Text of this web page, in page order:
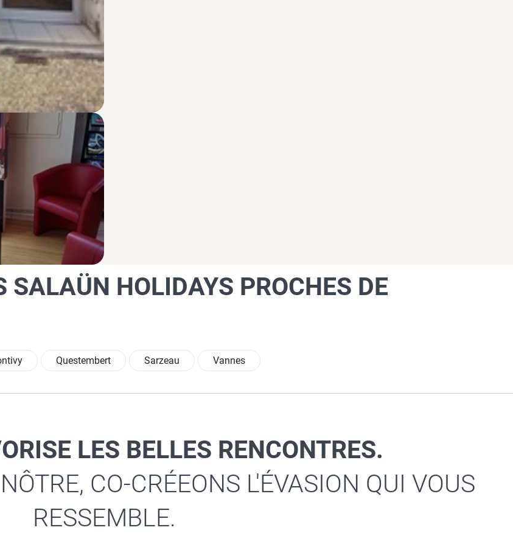
SALAÜN HOLIDAYS PROCHES DE
Questembert Sarzeau Vannes
LES BELLES RENCONTRES.
CO-CRÉEONS L'ÉVASION QUI VOUS
RESSEMBLE.